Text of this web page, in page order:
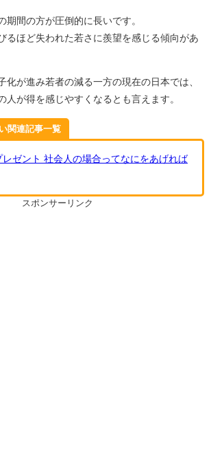
期間の方が圧倒的に長いです。
るほど失われた若さに羨望を感じる傾向があ
化が進み若者の減る一方の現在の日本では、
人が得を感じやすくなるとも言えます。
関連記事一覧
ゼント 社会人の場合ってなにをあげれば
スポンサーリンク